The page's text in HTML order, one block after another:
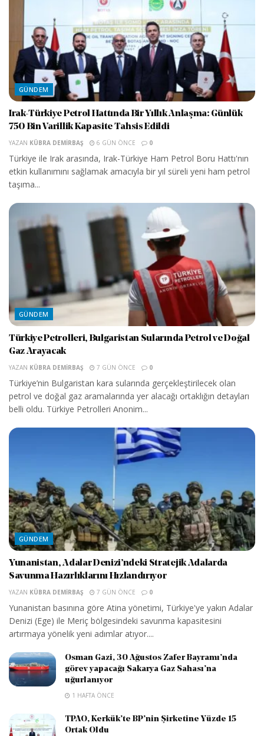
GÜNDEM
Irak-Türkiye Petrol Hattında Bir Yıllık Anlaşma: Günlük
750 Bin Varillik Kapasite Tahsis Edildi
YAZAN KÜBRA DEMIRBAŞ 6 GÜN ÖNCE 0
Türkiye ile Irak arasında, Irak-Türkiye Ham Petrol Boru Hattı'nın
etkin kullanımını sağlamak amacıyla bir yıl süreli yeni ham petrol
taşıma...
GÜNDEM
Türkiye Petrolleri, Bulgaristan Sularında Petrol ve Doğal
Gaz Arayacak
YAZAN KÜBRA DEMIRBAŞ 7 GÜN ÖNCE 0
Türkiye’nin Bulgaristan kara sularında gerçekleştirilecek olan
petrol ve doğal gaz aramalarında yer alacağı ortaklığın detayları
belli oldu. Türkiye Petrolleri Anonim...
GÜNDEM
Yunanistan, Adalar Denizi’ndeki Stratejik Adalarda
Savunma Hazırlıklarını Hızlandırıyor
YAZAN KÜBRA DEMIRBAŞ 7 GÜN ÖNCE 0
Yunanistan basınına göre Atina yönetimi, Türkiye'ye yakın Adalar
Denizi (Ege) ile Meriç bölgesindeki savunma kapasitesini
artırmaya yönelik yeni adımlar atıyor....
Osman Gazi, 30 Ağustos Zafer Bayramı’nda
görev yapacağı Sakarya Gaz Sahası’na
uğurlanıyor
1 HAFTA ÖNCE
TPAO, Kerkük’te BP’nin Şirketine Yüzde 15
Ortak Oldu